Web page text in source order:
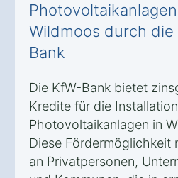
Wildmoos durch die
Bank
Die KfW-Bank bietet
Kredite für die
Photovoltaikanlagen in
Diese Fördermöglichkeit
an Privatpersonen,